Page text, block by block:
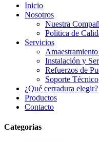
Inicio
Nosotros
Nuestra
Politica de
Servicios
Instalación y
Refuerzos de
Soporte Técnico
¿Qué cerradura elegir?
Productos
Contacto
Categorias